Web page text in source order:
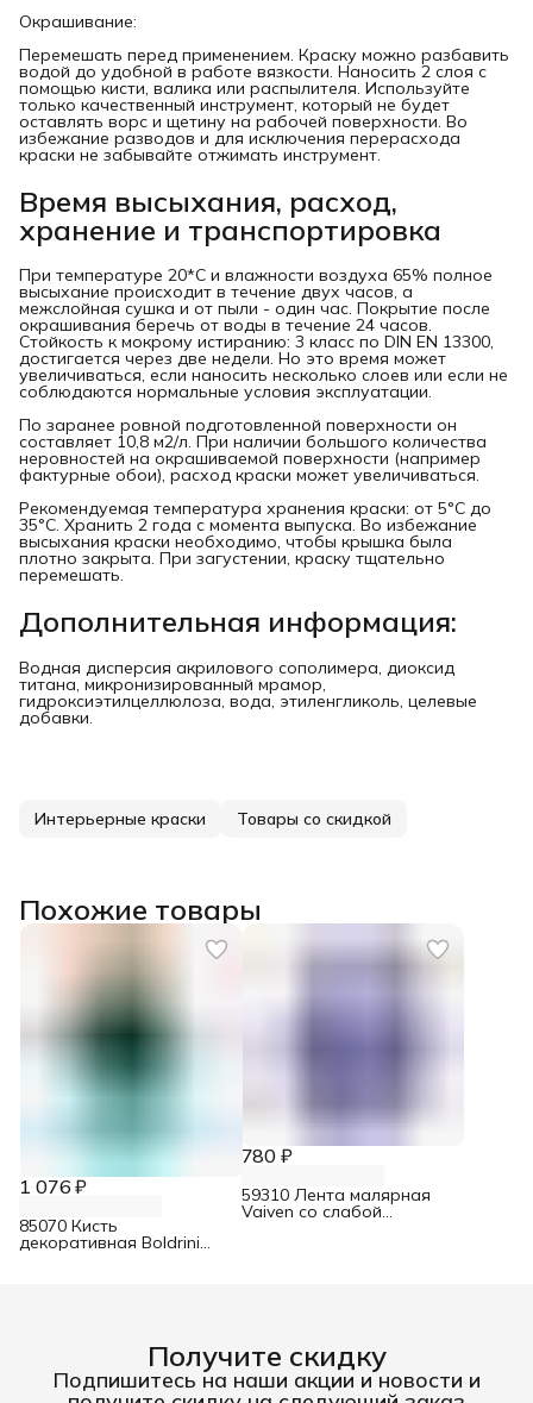
Окрашивание:
Перемешать перед применением. Краску можно разбавить
водой до удобной в работе вязкости. Наносить 2 слоя с
помощью кисти, валика или распылителя. Используйте
только качественный инструмент, который не будет
оставлять ворс и щетину на рабочей поверхности. Во
избежание разводов и для исключения перерасхода
краски не забывайте отжимать инструмент.
Время высыхания, расход,
хранение и транспортировка
При температуре 20*С и влажности воздуха 65% полное
высыхание происходит в течение двух часов, а
межслойная сушка и от пыли - один час. Покрытие после
окрашивания беречь от воды в течение 24 часов.
Стойкость к мокрому истиранию: 3 класс по DIN EN 13300,
достигается через две недели. Но это время может
увеличиваться, если наносить несколько слоев или если не
соблюдаются нормальные условия эксплуатации.
По заранее ровной подготовленной поверхности он
составляет 10,8 м2/л. При наличии большого количества
неровностей на окрашиваемой поверхности (например
фактурные обои), расход краски может увеличиваться.
Рекомендуемая температура хранения краски: от 5°С до
35°С. Хранить 2 года с момента выпуска. Во избежание
высыхания краски необходимо, чтобы крышка была
плотно закрыта. При загустении, краску тщательно
перемешать.
Дополнительная информация:
Водная дисперсия акрилового сополимера, диоксид
титана, микронизированный мрамор,
гидроксиэтилцеллюлоза, вода, этиленгликоль, целевые
добавки.
Интерьерные краски Товары со скидкой
Похожие товары
1 076 ₽
85070 Кисть
декоративная Boldrini
780 ₽
59310 Лента малярная
Vaiven со слабой
Получите скидку
Подпишитесь на наши акции и новости и